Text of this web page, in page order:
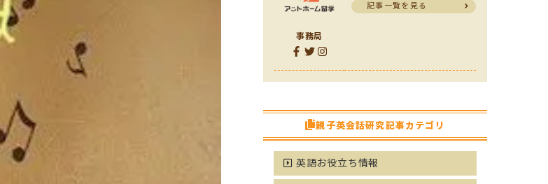
事務局
記事一覧を見る
親子英会話研究記事カテゴリ
英語お役立ち情報